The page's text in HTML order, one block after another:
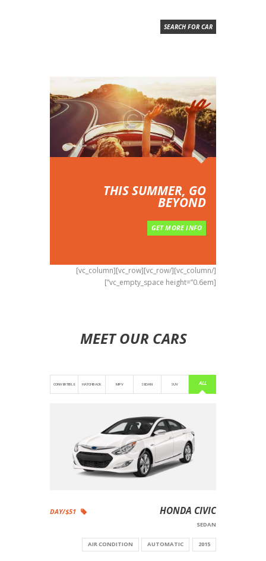
SEARCH FOR CAR
THIS SUMMER, GO
BEYOND
GET MORE INFO
[/vc_column][/vc_row][vc_row][vc_column]
[vc_empty_space height=”0.6em”]
MEET OUR CARS
ALL
SUV
SEDAN
MPV
HATCHBACK
CONVERTIBLE
HONDA CIVIC
SEDAN
$51/DAY
2015
AUTOMATIC
AIR CONDITION